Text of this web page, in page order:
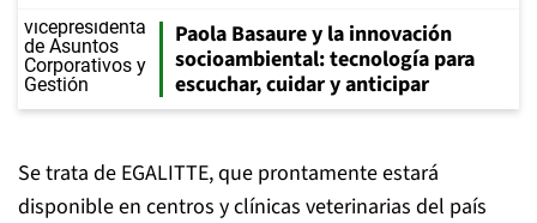
Paola Basaure y la innovación
socioambiental: tecnología para
escuchar, cuidar y anticipar
Se trata de EGALITTE, que prontamente estará
disponible en centros y clínicas veterinarias del país